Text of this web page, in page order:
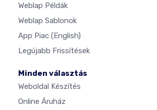
Weblap Példák
Weblap Sablonok
App Piac (English)
Legújabb Frissítések
Minden választás
Weboldal Készítés
Online Áruház